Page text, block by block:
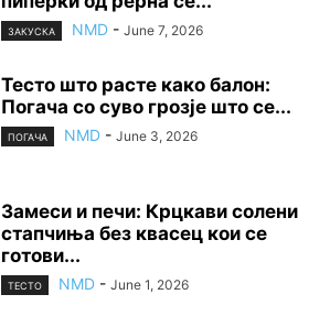
ЗАКУСКА NMD - June 7, 2026
Тесто што расте како балон:
Погача со суво грозје што се...
ПОГАЧА NMD - June 3, 2026
Замеси и печи: Крцкави солени
стапчиња без квасец кои се
готови...
ТЕСТО NMD - June 1, 2026